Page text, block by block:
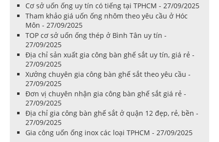
Cơ sở uốn ống uy tín có tiếng tại TPHCM - 27/09/2025
Tham khảo giá uốn ống nhôm theo yêu cầu ở Hóc
Môn - 27/09/2025
TOP cơ sở uốn ống thép ở Bình Tân uy tín -
27/09/2025
Địa chỉ sản xuất gia công bàn ghế sắt uy tín, giá rẻ -
27/09/2025
Xưởng chuyên gia công bàn ghế sắt theo yêu cầu -
27/09/2025
Đơn vị chuyên nhận gia công bàn ghế sắt giá rẻ -
27/09/2025
Địa chỉ gia công bàn ghế sắt ở quận 12 đẹp, rẻ, bền -
27/09/2025
Gia công uốn ống inox các loại TPHCM - 27/09/2025